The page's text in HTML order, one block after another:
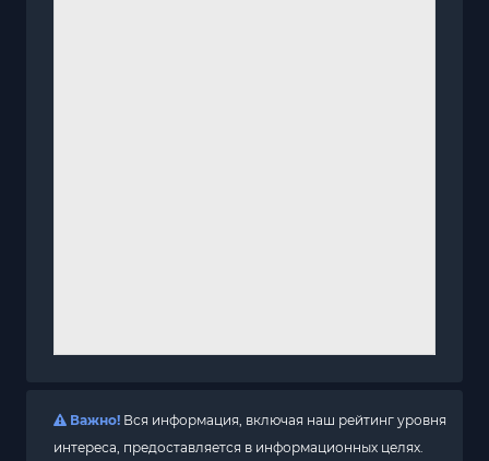
Важно! Вся информация, включая наш рейтинг уровня
интереса, предоставляется в информационных целях.